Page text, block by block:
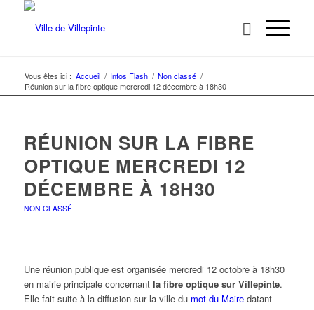
Vous êtes ici : Accueil / Infos Flash / Non classé /
Réunion sur la fibre optique mercredi 12 décembre à 18h30
RÉUNION SUR LA FIBRE
OPTIQUE MERCREDI 12
DÉCEMBRE À 18H30
NON CLASSÉ
Une réunion publique est organisée mercredi 12 octobre à 18h30
en mairie principale concernant la fibre optique sur Villepinte.
Elle fait suite à la diffusion sur la ville du mot du Mairedatant